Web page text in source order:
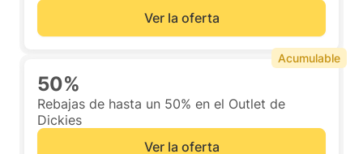
Ver la oferta
50%
Rebajas de hasta un 50% en el Outlet de
Dickies
Ver la oferta
Acumulable